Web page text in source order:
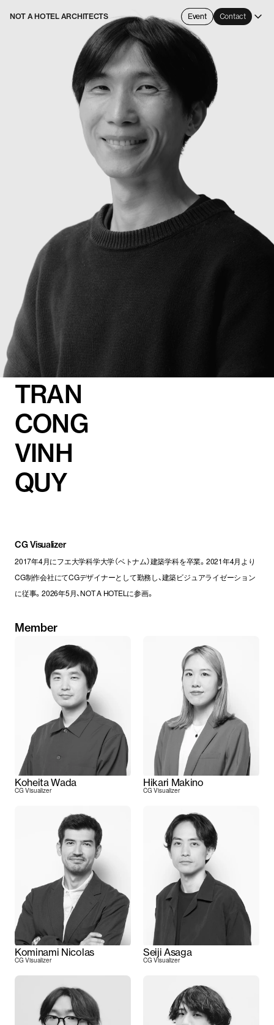
NOT A HOTEL ARCHITECTS Event Contact
TRAN
CONG
VINH
QUY
CG Visualizer
2017年4月にフエ大学科学大学（ベトナム）建築学科を卒業。2021年4月より
CG制作会社にてCGデザイナーとして勤務し、建築ビジュアライゼーション
に従事。2026年5月、NOT A HOTELに参画。
Member
Koheita Wada
CG Visualizer
Hikari Makino
CG Visualizer
Kominami Nicolas
CG Visualizer
Seiji Asaga
CG Visualizer